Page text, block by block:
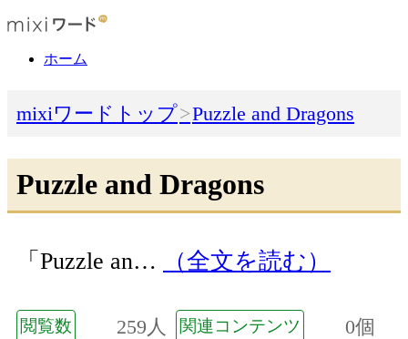
ホーム
mixiワードトップ Puzzle and Dragons
Puzzle and Dragons
「Puzzle an… （全文を読む）
閲覧数 259人 関連コンテンツ 0個